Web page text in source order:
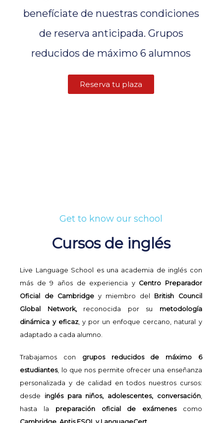
benefíciate de nuestras condiciones
de reserva anticipada. Grupos
reducidos de máximo 6 alumnos
Reserva tu plaza
Get to know our school
Cursos de inglés
Live Language School es una academia de inglés con
más de 9 años de experiencia y Centro Preparador
Oficial de Cambridge y miembro del British Council
Global Network,reconocida por su metodología
dinámica y eficaz, y por un enfoque cercano, natural y
adaptado a cada alumno.
Trabajamos con grupos reducidos de máximo 6
estudiantes, lo que nos permite ofrecer una enseñanza
personalizada y de calidad en todos nuestros cursos:
desde inglés para niños, adolescentes, conversación,
hasta la preparación oficial de exámenescomo